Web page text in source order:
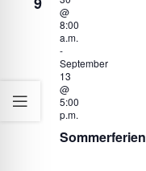
Sommerferien
@
8:00
a.m.
-
September
13
@
5:00
p.m.